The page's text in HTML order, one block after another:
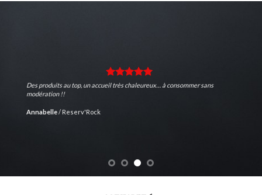
Des produits au top, un accueil très chaleureux… à consommer sans
modération !!
Annabelle / Reserv'Rock